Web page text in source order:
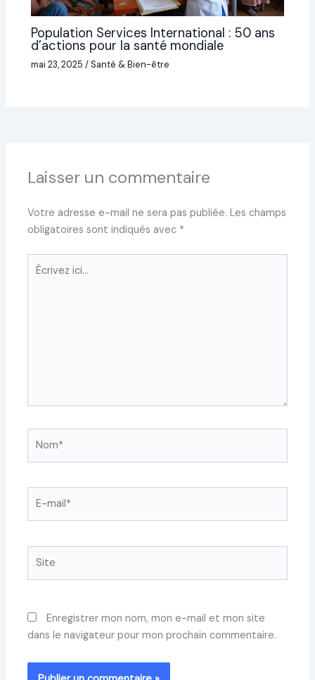
Population Services International : 50 ans
d’actions pour la santé mondiale
mai 23, 2025/Santé & Bien-être
Laisser un commentaire
Votre adresse e-mail ne sera pas publiée. Les champs
obligatoires sont indiqués avec *
Écrivez
ici…
Enregistrer mon nom, mon e-mail et mon site
dans le navigateur pour mon prochain commentaire.